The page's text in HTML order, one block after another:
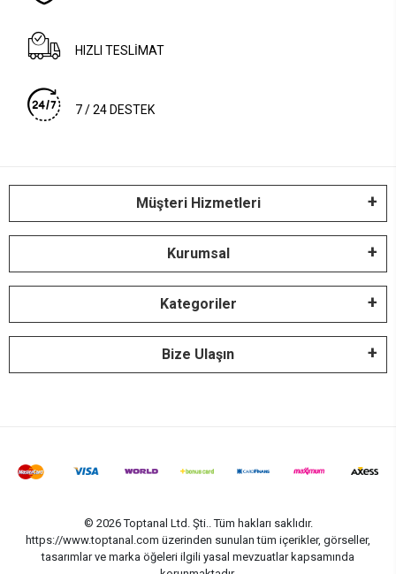
HIZLI TESLİMAT
7 / 24 DESTEK
Müşteri Hizmetleri
Kurumsal
Kategoriler
Bize Ulaşın
© 2026 Toptanal Ltd. Şti.. Tüm hakları saklıdır.
https://www.toptanal.com üzerinden sunulan tüm içerikler, görseller,
tasarımlar ve marka öğeleri ilgili yasal mevzuatlar kapsamında